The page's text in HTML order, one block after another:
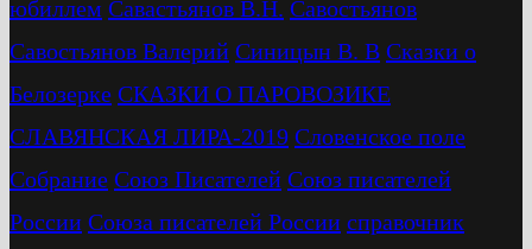
юбиллем Савастьянов В.Н. Савостьянов
Савостьянов Валерий Синицын В. В Сказки о
Белозерке СКАЗКИ О ПАРОВОЗИКЕ
СЛАВЯНСКАЯ ЛИРА-2019 Словенское поле
Собрание Союз Писателей Союз писателей
России Союза писателей России справочник